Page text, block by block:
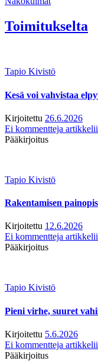
Toimitukselta
Tapio Kivistö
Kesä voi vahvistaa
Kirjoitettu 26.6.2026
Ei kommentteja
Pääkirjoitus
Tapio Kivistö
Rakentamisen
Kirjoitettu 12.6.2026
Ei kommentteja
Pääkirjoitus
Tapio Kivistö
Pieni virhe, suuret
Kirjoitettu 5.6.2026
Ei kommentteja
Pääkirjoitus